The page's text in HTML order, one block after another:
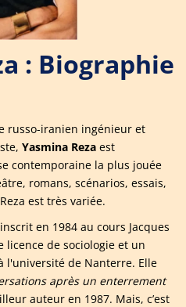
: Biographie
russo-iranien ingénieur et
Yasmina Reza est
contemporaine la plus jouée
romans, scénarios, essais,
est très variée.
en 1984 au cours Jacques
licence de sociologie et un
l'université de Nanterre. Elle
après un enterrement
auteur en 1987. Mais, c’est